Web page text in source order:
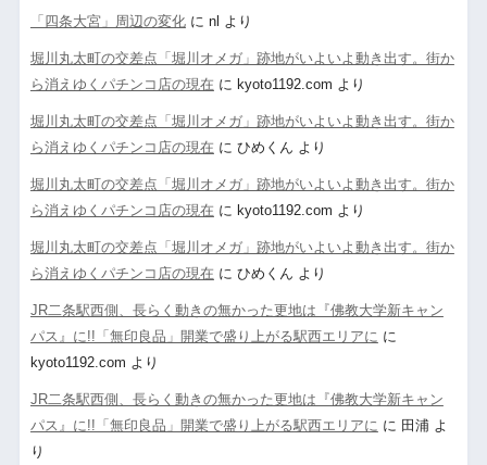
「四条大宮」周辺の変化に nl より
堀川丸太町の交差点「堀川オメガ」跡地がいよいよ動き出す。街か
ら消えゆくパチンコ店の現在 に kyoto1192.com より
堀川丸太町の交差点「堀川オメガ」跡地がいよいよ動き出す。街か
ら消えゆくパチンコ店の現在 に ひめくん より
堀川丸太町の交差点「堀川オメガ」跡地がいよいよ動き出す。街か
ら消えゆくパチンコ店の現在 に kyoto1192.com より
堀川丸太町の交差点「堀川オメガ」跡地がいよいよ動き出す。街か
ら消えゆくパチンコ店の現在 に ひめくん より
JR二条駅西側、長らく動きの無かった更地は『佛教大学新キャン
パス』に!!「無印良品」開業で盛り上がる駅西エリアに に
kyoto1192.com より
JR二条駅西側、長らく動きの無かった更地は『佛教大学新キャン
パス』に!!「無印良品」開業で盛り上がる駅西エリアに に 田浦よ
り